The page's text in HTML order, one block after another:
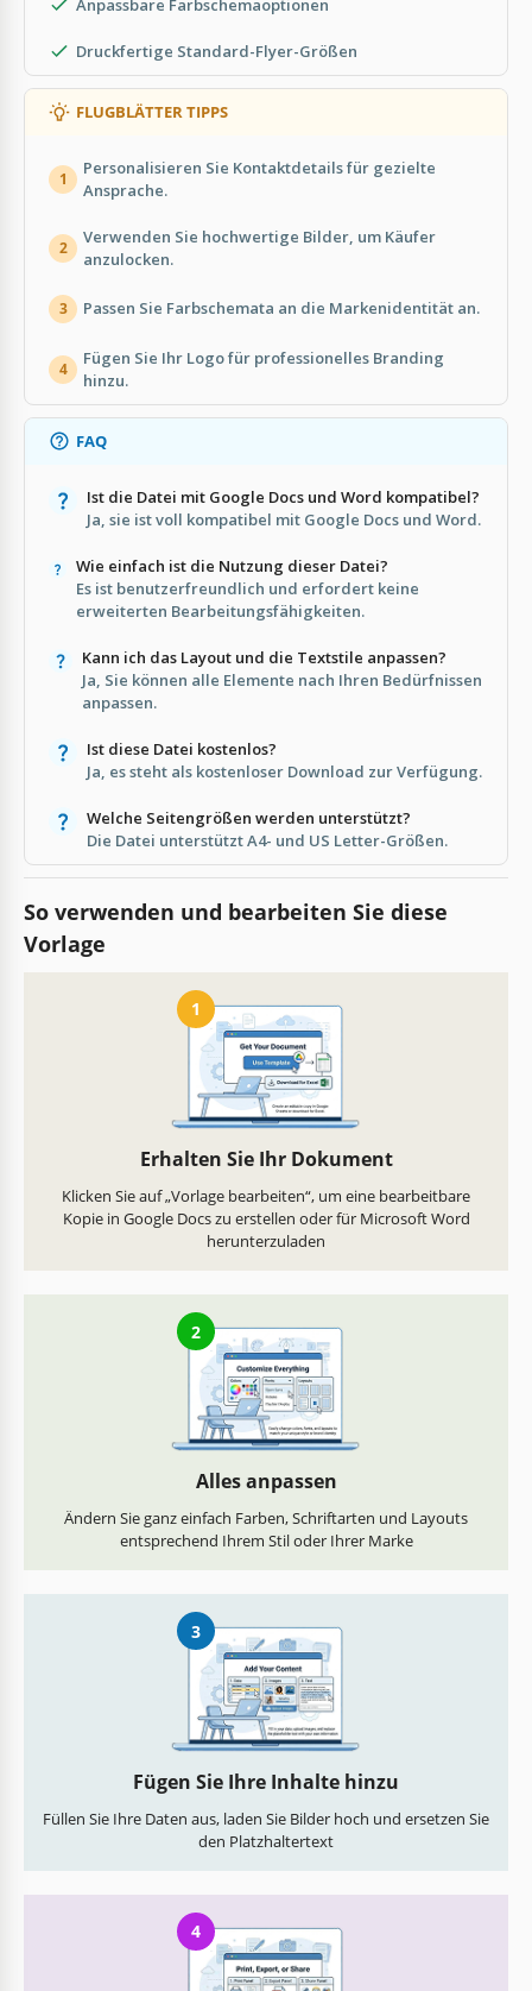
Druckfertige Standard-Flyer-Größen
FLUGBLÄTTER TIPPS
1
Personalisieren Sie Kontaktdetails für gezielte
Ansprache.
2
Verwenden Sie hochwertige Bilder, um Käufer
anzulocken.
3 Passen Sie Farbschemata an die Markenidentität an.
4
Fügen Sie Ihr Logo für professionelles Branding
hinzu.
FAQ
Ist die Datei mit Google Docs und Word kompatibel?
Ja, sie ist voll kompatibel mit Google Docs und Word.
Wie einfach ist die Nutzung dieser Datei?
Es ist benutzerfreundlich und erfordert keine
erweiterten Bearbeitungsfähigkeiten.
Kann ich das Layout und die Textstile anpassen?
Ja, Sie können alle Elemente nach Ihren Bedürfnissen
anpassen.
Ist diese Datei kostenlos?
Ja, es steht als kostenloser Download zur Verfügung.
Welche Seitengrößen werden unterstützt?
Die Datei unterstützt A4- und US Letter-Größen.
So verwenden und bearbeiten Sie diese
Vorlage
1
Erhalten Sie Ihr Dokument
Klicken Sie auf „Vorlage bearbeiten“, um eine bearbeitbare
Kopie in Google Docs zu erstellen oder für Microsoft Word
herunterzuladen
2
Alles anpassen
Ändern Sie ganz einfach Farben, Schriftarten und Layouts
entsprechend Ihrem Stil oder Ihrer Marke
3
Fügen Sie Ihre Inhalte hinzu
Füllen Sie Ihre Daten aus, laden Sie Bilder hoch und ersetzen Sie
den Platzhaltertext
4